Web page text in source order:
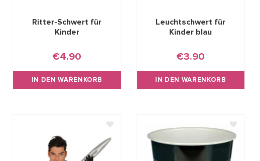
Ritter-Schwert für
Kinder
€4.90
IN DEN WARENKORB
Leuchtschwert für
Kinder blau
€3.90
IN DEN WARENKORB